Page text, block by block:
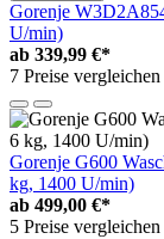
Gorenje
U/min)
ab 339,99 €*
7 Preise vergleichen
Gorenje G600
kg, 1400 U/min)
ab 499,00 €*
5 Preise vergleichen